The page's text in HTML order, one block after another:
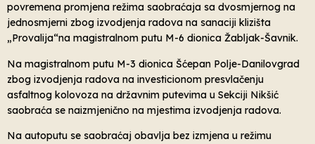
povremena promjena režima saobraćaja sa dvosmjernog na
jednosmjerni zbog izvodjenja radova na sanaciji klizišta
„Provalija“na magistralnom putu M-6 dionica Žabljak-Šavnik.
Na magistralnom putu M-3 dionica Šćepan Polje-Danilovgrad
zbog izvodjenja radova na investicionom presvlačenju
asfaltnog kolovoza na državnim putevima u Sekciji Nikšić
saobraća se naizmjenično na mjestima izvodjenja radova.
Na autoputu se saobraćaj obavlja bez izmjena u režimu